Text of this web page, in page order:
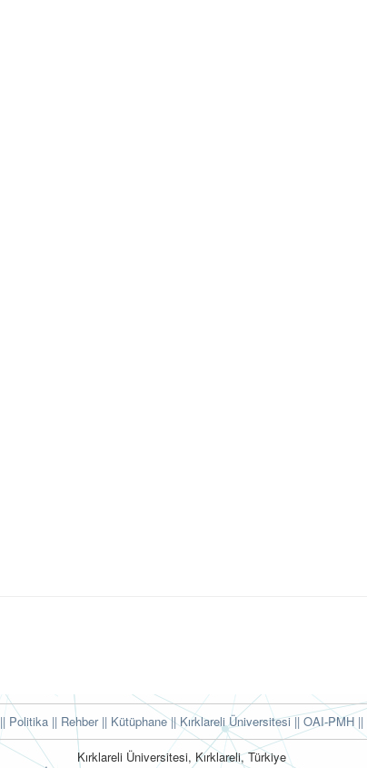
|| Politika || Rehber|| Kütüphane|| Kırklareli Üniversitesi ||OAI-PMH ||
Kırklareli Üniversitesi, Kırklareli, Türkiye